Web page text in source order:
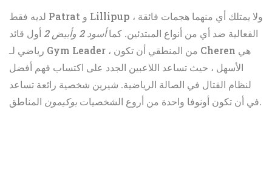
لديه فقط Patrat و Lillipup ، ولا يمتلك أي منهما هجمات فائقة
الفعالية ضد أي من أنواع المبتدئين. كماأسود 2 وأبيض 2
أول قائد
رياضي لـ Gym Leader ، من المنطقي أن تكون Cheren هي
الأسهل ، حيث تساعد اللاعبين الجدد على اكتساب فهم أفضل
لنظام القتال في الصالة الرياضية. شيرين شخصية رائعة تساعد
في أن تكون أونوفا واحدة من أروع الشخصيات بوكيمون المناطق.